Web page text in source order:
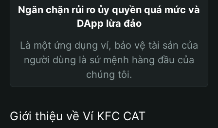
Ngăn chặn rủi ro ủy quyền quá mức và
DApp lừa đảo
Là một ứng dụng ví, bảo vệ tài sản của
người dùng là sứ mệnh hàng đầu của
chúng tôi.
Giới thiệu về Ví KFC CAT